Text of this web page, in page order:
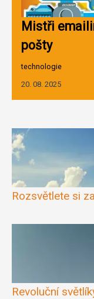
Mistři
pošty
technologie
20. 08. 2025
Rozsvětlete si
Revoluční